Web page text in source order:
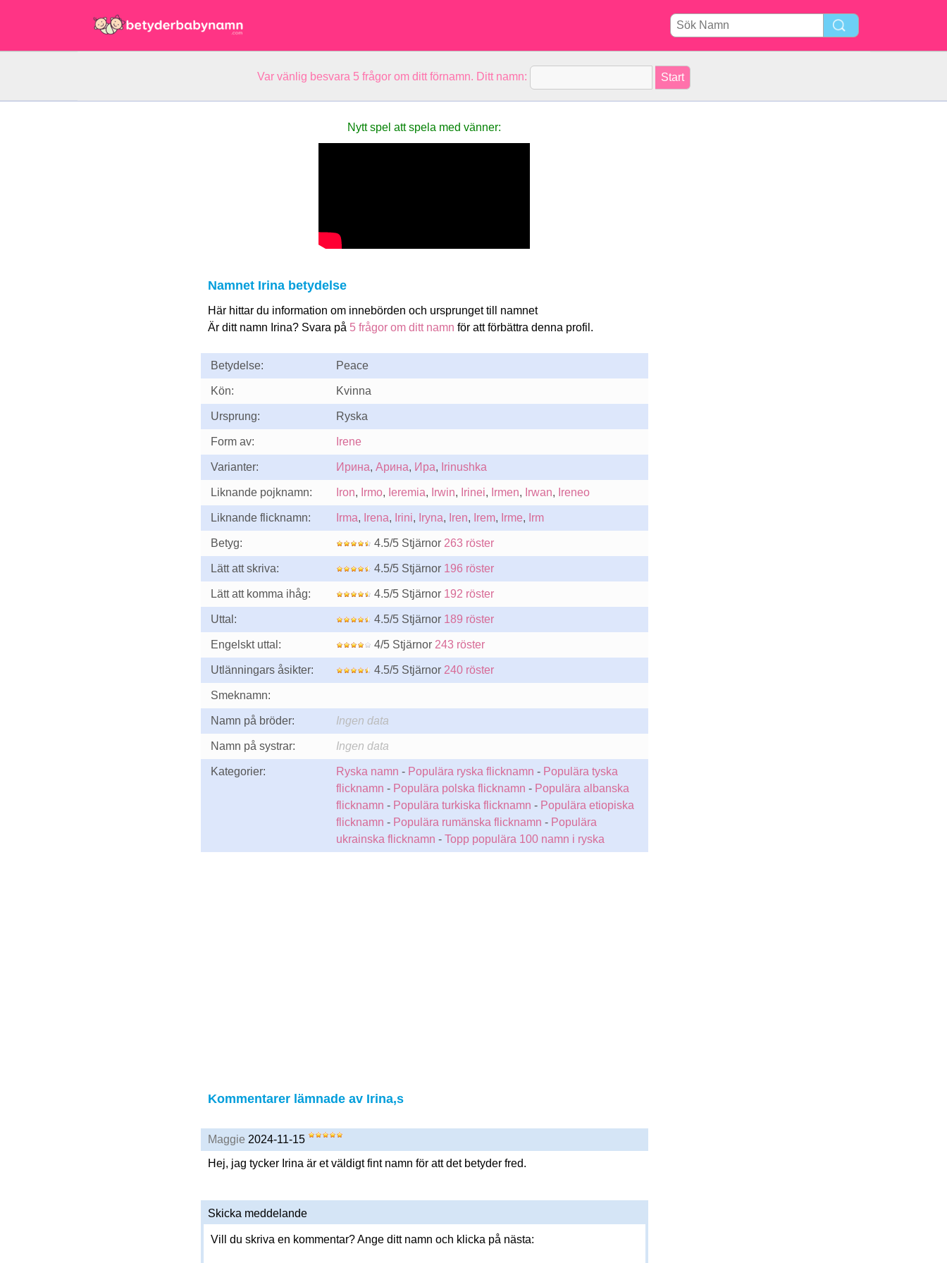
Var vänlig besvara 5 frågor om ditt förnamn. Ditt namn:
Nytt spel att spela med vänner:
Namnet Irina betydelse
Här hittar du information om innebörden och ursprunget till namnet
Är ditt namn Irina? Svara på 5 frågor om ditt namn för att förbättra denna profil.
Betydelse: Peace
Kön: Kvinna
Ursprung: Ryska
Form av: Irene
Varianter: Ирина, Арина, Ира, Irinushka
Liknande pojknamn: Iron, Irmo, Ieremia, Irwin, Irinei, Irmen, Irwan, Ireneo
Liknande flicknamn: Irma, Irena, Irini, Iryna, Iren, Irem, Irme, Irm
Betyg: 4.5/5 Stjärnor 263 röster
Lätt att skriva: 4.5/5 Stjärnor 196 röster
Lätt att komma ihåg: 4.5/5 Stjärnor 192 röster
Uttal: 4.5/5 Stjärnor 189 röster
Engelskt uttal: 4/5 Stjärnor 243 röster
Utlänningars åsikter: 4.5/5 Stjärnor 240 röster
Smeknamn:
Namn på bröder: Ingen data
Namn på systrar: Ingen data
Kategorier: Ryska namn - Populära ryska flicknamn - Populära tyska
flicknamn - Populära polska flicknamn - Populära albanska
flicknamn - Populära turkiska flicknamn - Populära etiopiska
flicknamn - Populära rumänska flicknamn - Populära
ukrainska flicknamn - Topp populära 100 namn i ryska
Kommentarer lämnade av Irina,s
Maggie 2024-11-15
Hej, jag tycker Irina är et väldigt fint namn för att det betyder fred.
Skicka meddelande
Vill du skriva en kommentar? Ange ditt namn och klicka på nästa: